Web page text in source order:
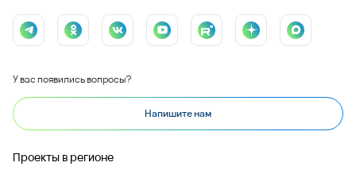
У вас появились вопросы?
Напишите нам
Проекты в регионе